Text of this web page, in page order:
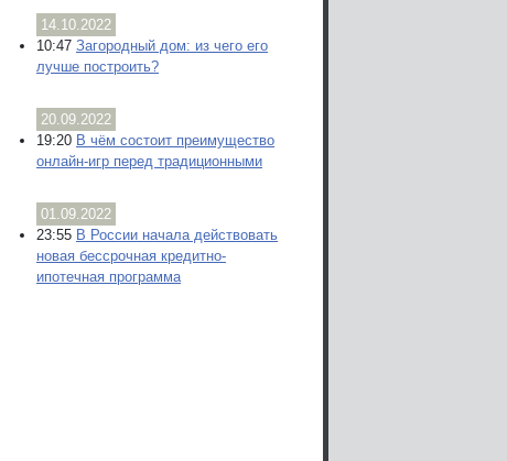
14.10.2022
10:47 Загородный дом: из чего его
лучше построить?
20.09.2022
19:20 В чём состоит преимущество
онлайн-игр перед традиционными
01.09.2022
23:55 В России начала действовать
новая бессрочная кредитно-
ипотечная программа